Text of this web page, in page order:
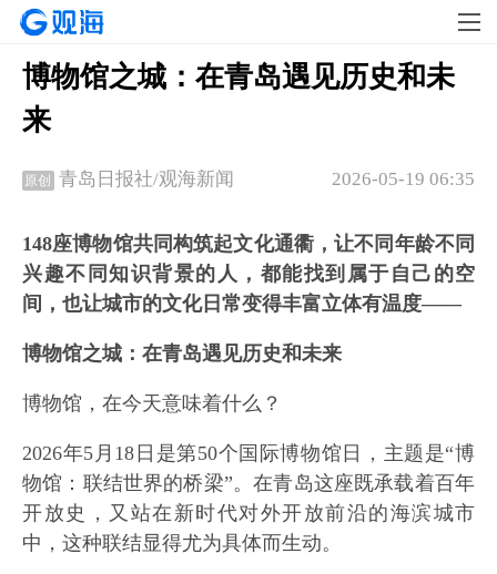
博物馆之城：在青岛遇见历史和未
来
原创 2026-05-19 06:35
青岛日报社/观海新闻
148座博物馆共同构筑起文化通衢，让不同年龄不同
兴趣不同知识背景的人，都能找到属于自己的空
间，也让城市的文化日常变得丰富立体有温度——
博物馆之城：在青岛遇见历史和未来
博物馆，在今天意味着什么？
2026年5月18日是第50个国际博物馆日，主题是“博
物馆：联结世界的桥梁”。在青岛这座既承载着百年
开放史，又站在新时代对外开放前沿的海滨城市
中，这种联结显得尤为具体而生动。